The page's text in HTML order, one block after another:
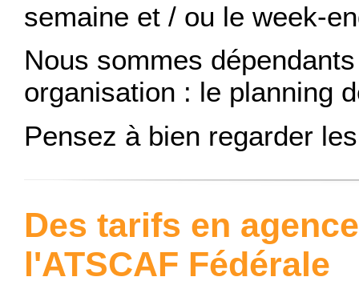
semaine et / ou le week-
Nous sommes
organisation : le planning
Pensez à bien regarder
Des tarifs en
l'ATSCAF Fédérale